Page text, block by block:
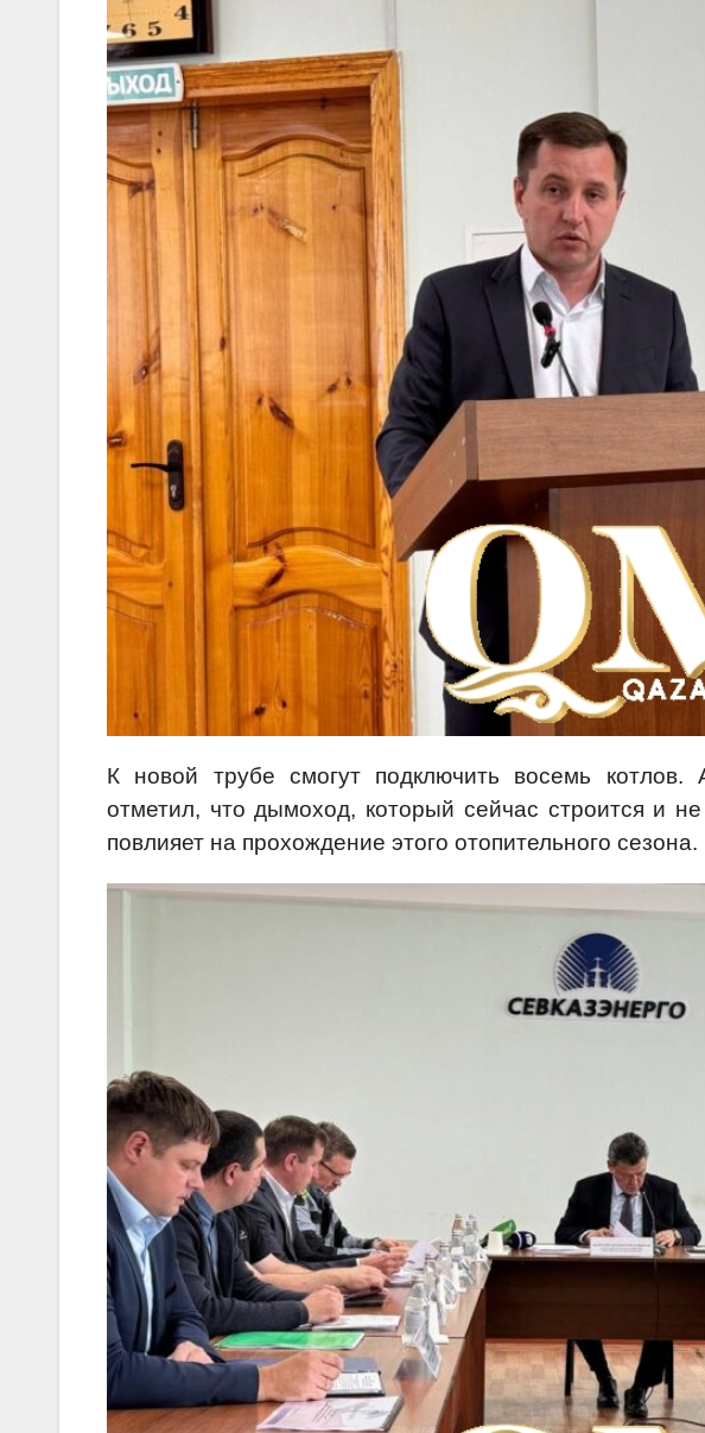
К новой трубе смогут подключить восемь котлов.
отметил, что дымоход, который сейчас строится и
повлияет на прохождение этого отопительного сезона.